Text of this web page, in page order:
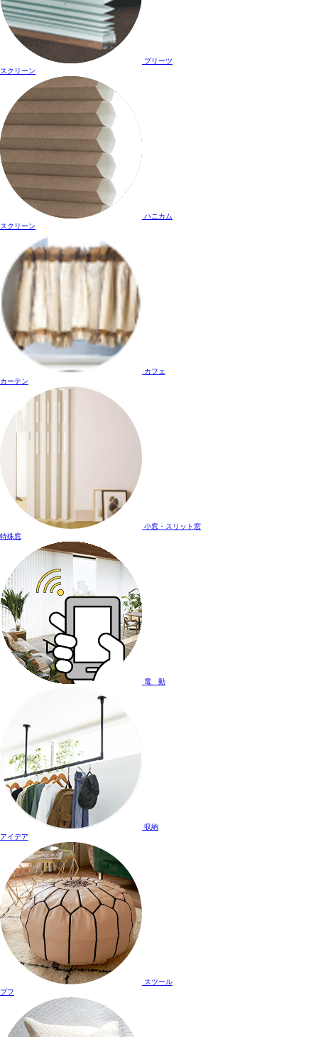
プリーツ
スクリーン
ハニカム
スクリーン
カフェ
カーテン
小窓・スリット窓
特殊窓
電 動
収納
アイデア
スツール
プフ